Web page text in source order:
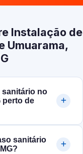
Instalação de
Umuarama,
sanitário no
perto de
sanitário